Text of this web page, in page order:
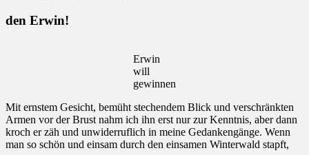
den Erwin!
Erwin
will
gewinnen
Mit ernstem Gesicht, bemüht stechendem Blick und verschränkten
Armen vor der Brust nahm ich ihn erst nur zur Kenntnis, aber dann
kroch er zäh und unwiderruflich in meine Gedankengänge. Wenn
man so schön und einsam durch den einsamen Winterwald stapft,